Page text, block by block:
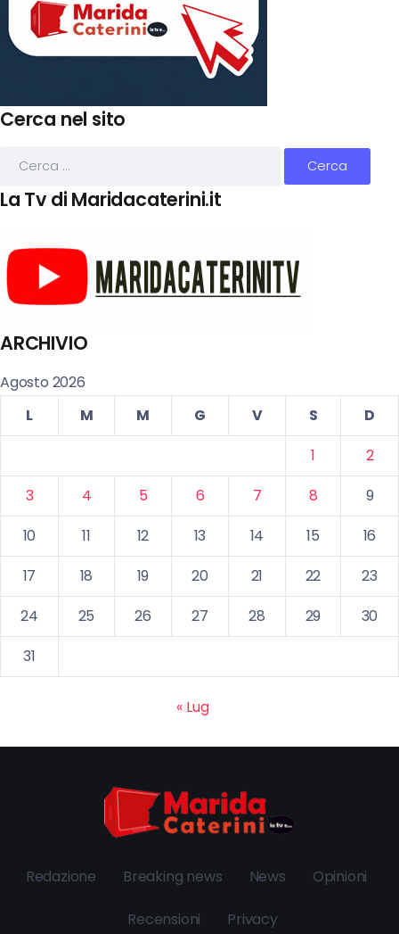
Cerca nel sito
La Tv di Maridacaterini.it
ARCHIVIO
Agosto 2026
L
M M G V S
D
1
2
3
4 5 6 7 8
9
10
11 12 13 14 15
16
17
18 19 20 21 22
23
24
25 26 27 28 29
30
31
« Lug
Redazione Breaking news News Opinioni
Recensioni Privacy